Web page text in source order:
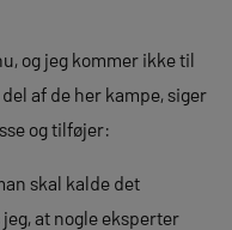
og jeg kommer ikke til
af de her kampe, siger
og tilføjer:
skal kalde det
at nogle eksperter